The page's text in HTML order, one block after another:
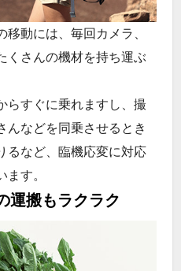
移動には、毎回カメラ、
くさんの機材を持ち運ぶ
らすぐに乗れますし、撮
んなどを同乗させるとき
るなど、臨機応変に対応
ます。
運搬もラクラク